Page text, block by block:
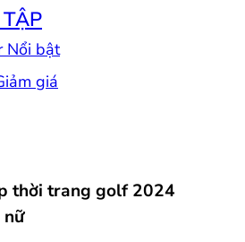
thời trang golf 2024
nữ